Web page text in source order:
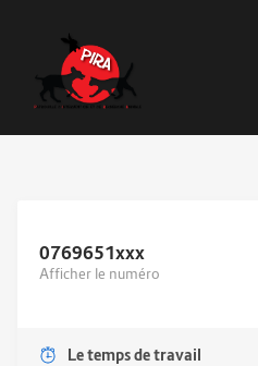
0769651xxx
Afficher le numéro
Le temps de travail